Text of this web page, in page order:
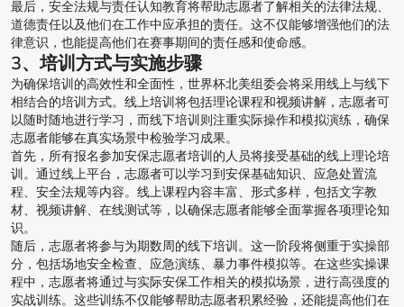
最后，安全法规与责任认知教育将帮助志愿者了解相关的法律法规、
道德责任以及他们在工作中应承担的责任。这不仅能够增强他们的法
律意识，也能提高他们在赛事期间的责任感和使命感。
3、培训方式与实施步骤
为确保培训的高效性和全面性，世界杯北美组委会将采用线上与线下
相结合的培训方式。线上培训将包括理论课程和视频讲解，志愿者可
以随时随地进行学习，而线下培训则注重实际操作和模拟演练，确保
志愿者能够在真实场景中检验学习成果。
首先，所有报名参加安保志愿者培训的人员将接受基础的线上理论培
训。通过线上平台，志愿者可以学习到安保基础知识、应急处置流
程、安全法规等内容。线上课程内容丰富、形式多样，包括文字教
材、视频讲解、在线测试等，以确保志愿者能够全面掌握各项理论知
识。
随后，志愿者将参与为期数周的线下培训。这一阶段将侧重于实操部
分，包括场地安全检查、应急演练、暴力事件模拟等。在这些实操课
程中，志愿者将通过与实际安保工作相关的模拟场景，进行高强度的
实战训练。这些训练不仅能够帮助志愿者积累经验，还能提高他们在